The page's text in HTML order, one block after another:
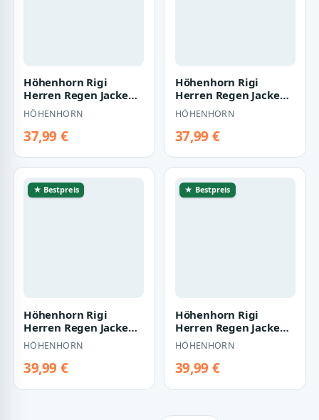
Höhenhorn Rigi
Herren Regen Jacke
Outdoor Rain
Freizeitjacke Kapuze
Re…
HÖHENHORN
37,99 €
Höhenhorn Rigi
Herren Regen Jacke
Outdoor Rain
Freizeitjacke Kapuze
Re…
HÖHENHORN
37,99 €
★ Bestpreis
Höhenhorn Rigi
Herren Regen Jacke
Outdoor Rain
Freizeitjacke Kapuze
Re…
HÖHENHORN
39,99 €
★ Bestpreis
Höhenhorn Rigi
Herren Regen Jacke
Outdoor Rain
Freizeitjacke Kapuze
Re…
HÖHENHORN
39,99 €